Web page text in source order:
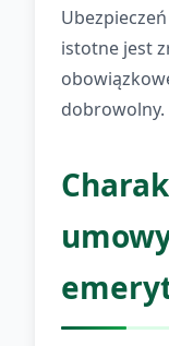
istotne jest
dobrowolny.